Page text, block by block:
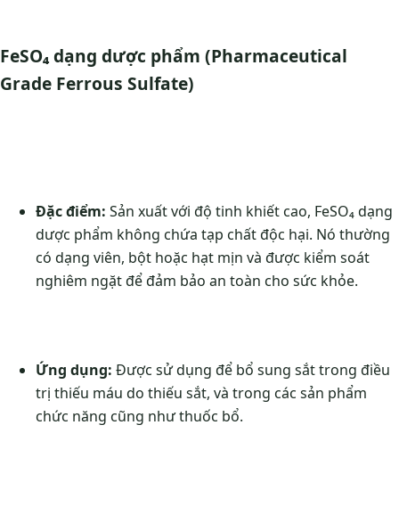
FeSO₄ dạng dược phẩm (Pharmaceutical
Grade Ferrous Sulfate)
Đặc điểm: Sản xuất với độ tinh khiết cao, FeSO₄ dạng
dược phẩm không chứa tạp chất độc hại. Nó thường
có dạng viên, bột hoặc hạt mịn và được kiểm soát
nghiêm ngặt để đảm bảo an toàn cho sức khỏe.
Ứng dụng: Được sử dụng để bổ sung sắt trong điều
trị thiếu máu do thiếu sắt, và trong các sản phẩm
chức năng cũng như thuốc bổ.